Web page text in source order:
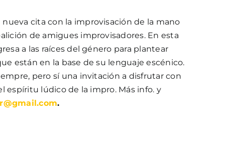
cita con la improvisación de la mano
de amigues improvisadores. En esta
a las raíces del género para plantear
están en la base de su lenguaje escénico.
pero sí una invitación a disfrutar con
espíritu lúdico de la impro. Más info. y
.